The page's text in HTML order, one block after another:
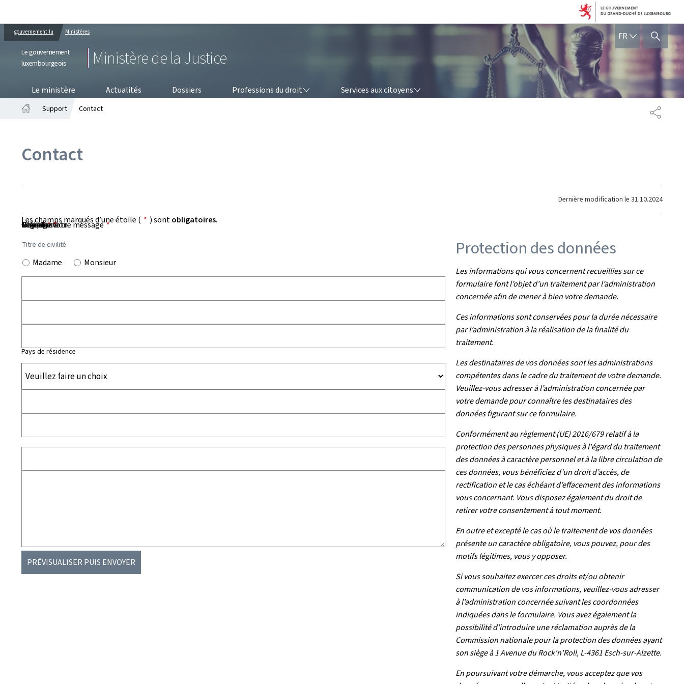
gouvernement.lu Ministères
Le gouvernement
luxembourgeois
Ministère de la Justice
FRFRANÇAIS
AFFICHER / MASQUER
Le ministère Actualités Dossiers Professions du droit Services aux citoyens
Support Contact
Contact
Dernière modification le 31.10.2024
Les champs marqués d’une étoile ( * ) sontobligatoires.
Titre de civilité
Madame Monsieur
Prénom *
Nom *
Organisation
Pays de résidence
E-mail *
Téléphone
Objet de votre message *
Message *
PRÉVISUALISER PUIS ENVOYER
Protection des données
Les informations qui vous concernent recueillies sur ce
formulaire font l’objet d’un traitement par l’administration
concernée afin de mener à bien votre demande.
Ces informations sont conservées pour la durée nécessaire
par l’administration à la réalisation de la finalité du
traitement.
Les destinataires de vos données sont les administrations
compétentes dans le cadre du traitement de votre demande.
Veuillez-vous adresser à l’administration concernée par
votre demande pour connaître les destinataires des
données figurant sur ce formulaire.
Conformément au règlement (UE) 2016/679 relatif à la
protection des personnes physiques à l'égard du traitement
des données à caractère personnel et à la libre circulation de
ces données, vous bénéficiez d’un droit d’accès, de
rectification et le cas échéant d’effacement des informations
vous concernant. Vous disposez également du droit de
retirer votre consentement à tout moment.
En outre et excepté le cas où le traitement de vos données
présente un caractère obligatoire, vous pouvez, pour des
motifs légitimes, vous y opposer.
Si vous souhaitez exercer ces droits et/ou obtenir
communication de vos informations, veuillez-vous adresser
à l’administration concernée suivant les coordonnées
indiquées dans le formulaire. Vous avez également la
possibilité d’introduire une réclamation auprès de la
Commission nationale pour la protection des données ayant
son siège à 1 Avenue du Rock'n'Roll, L-4361 Esch-sur-Alzette.
En poursuivant votre démarche, vous acceptez que vos